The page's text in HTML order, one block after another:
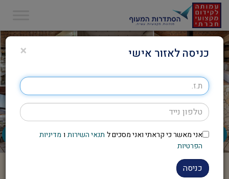
× כניסה לאזור אישי
אני מאשר כי קראתי ואני מסכים ל תנאי השירות ו מדיניות
הפרטיות
כניסה